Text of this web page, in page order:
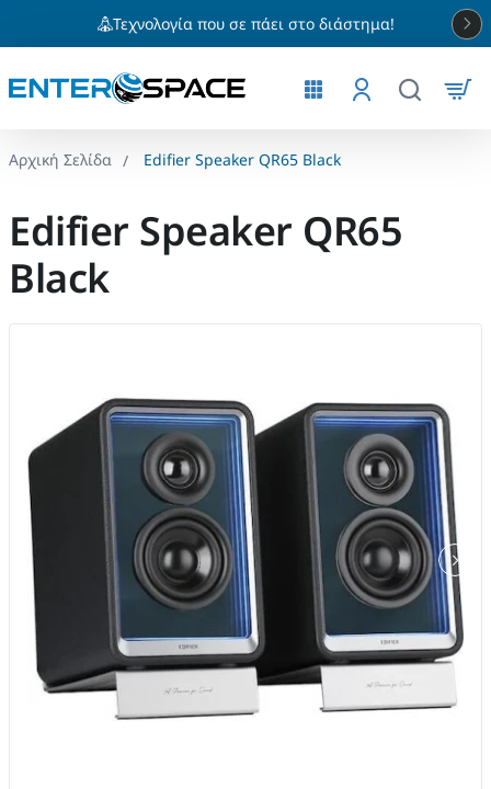
Τεχνολογία που σε πάει στο διάστημα!
Edifier Speaker QR65 Black
Edifier Speaker QR65
Black